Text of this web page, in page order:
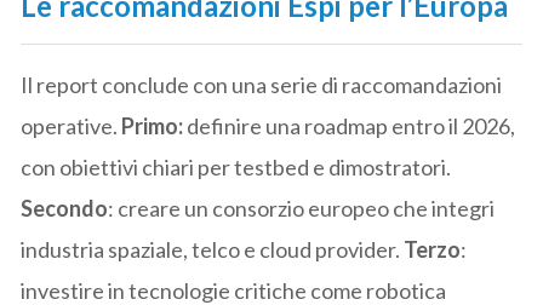
Il report conclude con una serie di raccomandazioni
operative. Primo:definire una roadmap entro il 2026,
con obiettivi chiari per testbed e dimostratori.
Secondo: creare un consorzio europeo che integri
industria spaziale, telco e cloud provider. Terzo:
investire in tecnologie critiche come robotica